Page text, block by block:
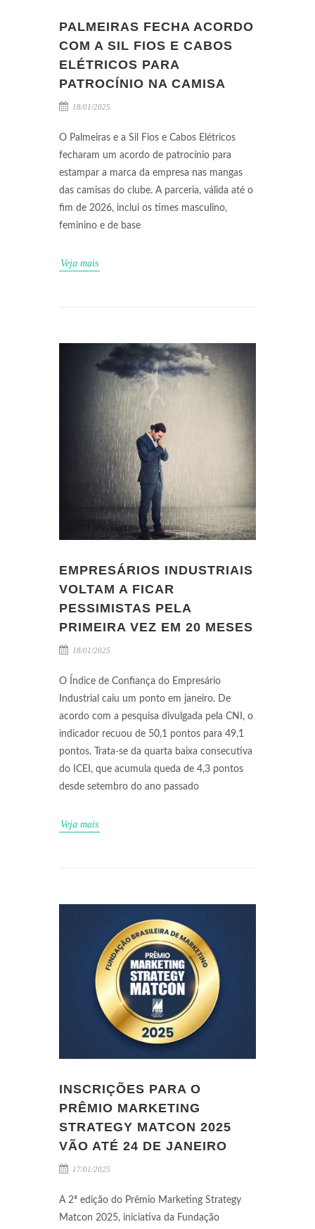
PALMEIRAS FECHA ACORDO
COM A SIL FIOS E CABOS
ELÉTRICOS PARA
PATROCÍNIO NA CAMISA
18/01/2025
O Palmeiras e a Sil Fios e Cabos Elétricos
fecharam um acordo de patrocínio para
estampar a marca da empresa nas mangas
das camisas do clube. A parceria, válida até o
fim de 2026, inclui os times masculino,
feminino e de base
Veja mais
EMPRESÁRIOS INDUSTRIAIS
VOLTAM A FICAR
PESSIMISTAS PELA
PRIMEIRA VEZ EM 20 MESES
18/01/2025
O Índice de Confiança do Empresário
Industrial caiu um ponto em janeiro. De
acordo com a pesquisa divulgada pela CNI, o
indicador recuou de 50,1 pontos para 49,1
pontos. Trata-se da quarta baixa consecutiva
do ICEI, que acumula queda de 4,3 pontos
desde setembro do ano passado
Veja mais
INSCRIÇÕES PARA O
PRÊMIO MARKETING
STRATEGY MATCON 2025
VÃO ATÉ 24 DE JANEIRO
17/01/2025
A 2ª edição do Prêmio Marketing Strategy
Matcon 2025, iniciativa da Fundação